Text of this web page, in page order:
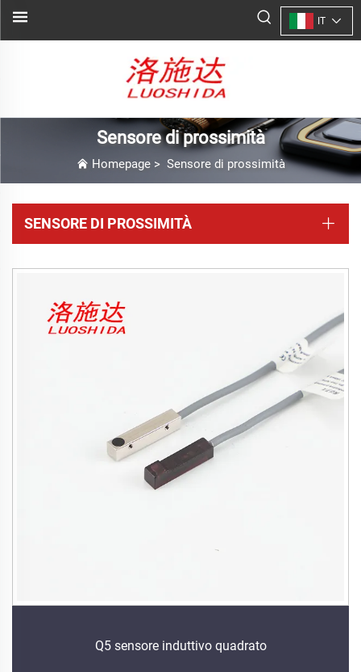
IT
Sensore di prossimità
Homepage> Sensore di prossimità
SENSORE DI PROSSIMITÀ
Q5 sensore induttivo quadrato